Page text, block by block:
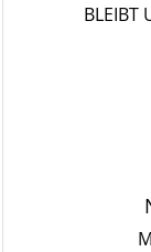
BLEIBT